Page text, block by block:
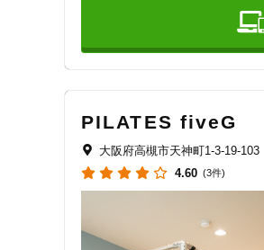
PILATES
大阪府高槻市天神町1-3-19-103
4.60 (3件)